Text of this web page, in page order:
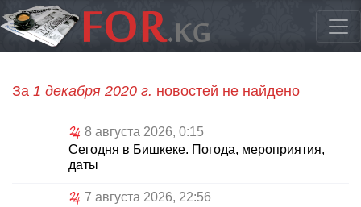
За 1 декабря 2020 г. новостей не найдено
8 августа 2026, 0:15
Сегодня в Бишкеке. Погода, мероприятия,
даты
7 августа 2026, 22:56